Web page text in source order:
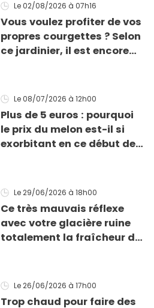
Le 02/08/2026 à 07h16
Vous voulez profiter de vos
propres courgettes ? Selon
ce jardinier, il est encore
l’été !
Le 08/07/2026 à 12h00
Plus de 5 euros : pourquoi
le prix du melon est-il si
exorbitant en ce début de
Le 29/06/2026 à 18h00
Ce très mauvais réflexe
avec votre glacière ruine
totalement la fraîcheur de
Le 26/06/2026 à 17h00
Trop chaud pour faire des